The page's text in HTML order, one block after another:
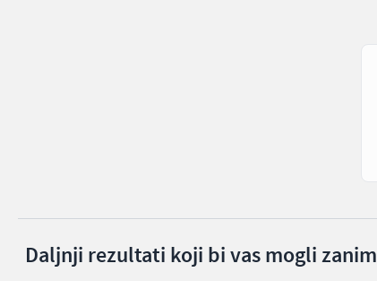
Daljnji rezultati koji bi vas mogli